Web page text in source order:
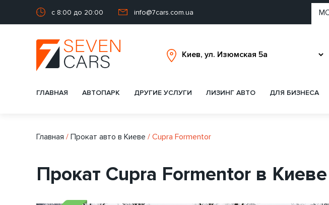
с 8:00 до 20:00 info@7cars.com.ua
ГЛАВНАЯ АВТОПАРК ДРУГИЕ УСЛУГИ ЛИЗИНГ АВТО ДЛЯ БИЗНЕСА
Главная / Прокат авто в Киеве / Cupra Formentor
Прокат Cupra Formentor в Киеве